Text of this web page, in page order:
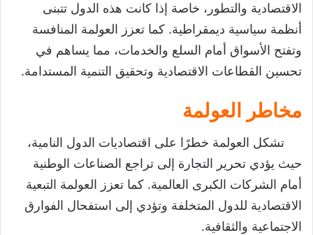
الاقتصادية والتطور، خاصة إذا كانت هذه الدول تتبنى
أنظمة سياسية ديمقراطية. كما تعزز العولمة المنافسة
وتفتح الأسواق أمام السلع والخدمات، مما يساهم في
تحسين القطاعات الاقتصادية وتحقيق التنمية المستدامة.
مخاطر العولمة
تشكل العولمة خطرًا على اقتصاديات الدول النامية،
حيث يؤدي تحرير التجارة إلى تراجع الصناعات الوطنية
أمام الشركات الكبرى العالمية. كما تعزز العولمة التبعية
الاقتصادية للدول المتخلفة وتؤدي إلى استفحال الفوارق
الاجتماعية والثقافية.